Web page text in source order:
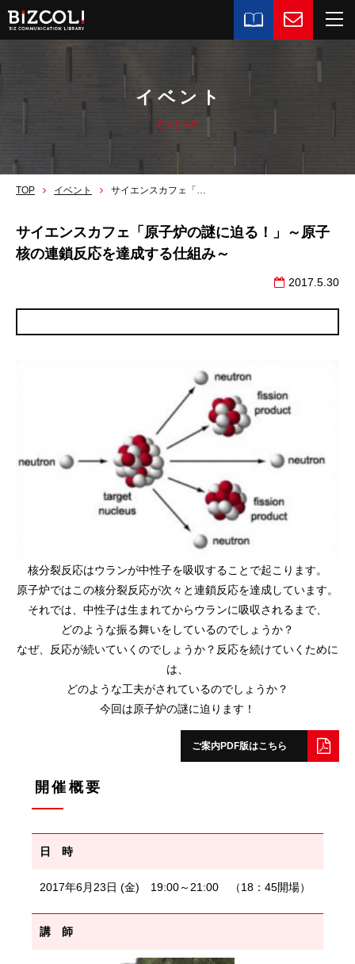
イベント
EVENT
TOP イベント サイエンスカフェ「原子炉の謎に迫る！」～原子核の連鎖反応を達成する仕組み～
サイエンスカフェ「原子炉の謎に迫る！」～原子
核の連鎖反応を達成する仕組み～
2017.5.30
核分裂反応はウランが中性子を吸収することで起こります。
原子炉ではこの核分裂反応が次々と連鎖反応を達成しています。
それでは、中性子は生まれてからウランに吸収されるまで、
どのような振る舞いをしているのでしょうか？
なぜ、反応が続いていくのでしょうか？反応を続けていくために
は、
どのような工夫がされているのでしょうか？
今回は原子炉の謎に迫ります！
ご案内PDF版はこちら
開催概要
日 時
2017年6月23日 (金) 19:00～21:00 （18：45開場）
講 師